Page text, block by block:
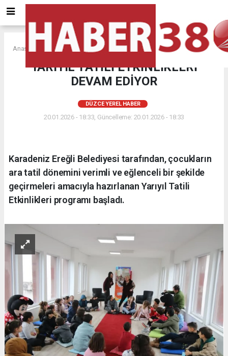
Anasayfa DÜZCE YEREL HABER
YARIYIL TATİLİ ETKİNLİKLERİ
DEVAM EDİYOR
DÜZCE YEREL HABER
20.01.2026 - 18:33, Güncelleme: 20.01.2026 - 18:33
Karadeniz Ereğli Belediyesi tarafından, çocukların
ara tatil dönemini verimli ve eğlenceli bir şekilde
geçirmeleri amacıyla hazırlanan Yarıyıl Tatili
Etkinlikleri programı başladı.